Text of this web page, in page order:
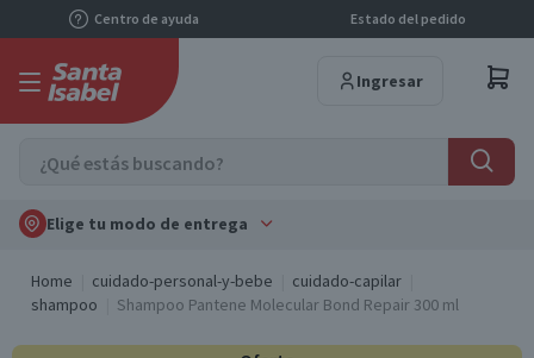
Centro de ayuda Estado del pedido
Ingresar
Elige tu modo de entrega
Home cuidado-personal-y-bebe
cuidado-capilar
shampoo
Shampoo Pantene Molecular Bond Repair 300 ml